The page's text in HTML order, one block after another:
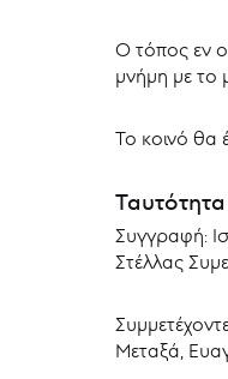
Ο τόπος εν
μνήμη με το
Το κοινό θα
Συγγραφή:
Στέλλας
Μεταξά,